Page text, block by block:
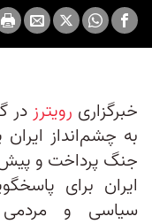
خبرگزاری رویترز در
به چشم‌انداز ایران
جنگ پرداخت و
ایران برای
سیاسی و